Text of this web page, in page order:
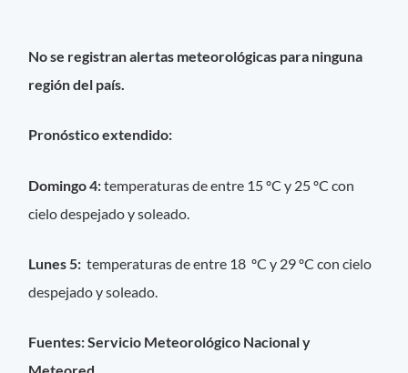
No se registran alertas meteorológicas para ninguna
región del país.
Pronóstico extendido:
Domingo 4:temperaturas de entre 15 ºC y 25 ºC con
cielo despejado y soleado.
Lunes 5:temperaturas de entre 18 ºC y 29 ºC con cielo
despejado y soleado.
Fuentes: Servicio Meteorológico Nacional y